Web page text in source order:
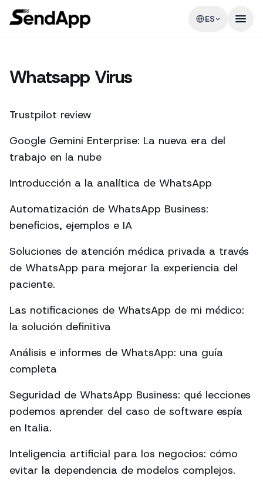
ES
Whatsapp Virus
Trustpilot review
Google Gemini Enterprise: La nueva era del
trabajo en la nube
Introducción a la analítica de WhatsApp
Automatización de WhatsApp Business:
beneficios, ejemplos e IA
Soluciones de atención médica privada a través
de WhatsApp para mejorar la experiencia del
paciente.
Las notificaciones de WhatsApp de mi médico:
la solución definitiva
Análisis e informes de WhatsApp: una guía
completa
Seguridad de WhatsApp Business: qué lecciones
podemos aprender del caso de software espía
en Italia.
Inteligencia artificial para los negocios: cómo
evitar la dependencia de modelos complejos.